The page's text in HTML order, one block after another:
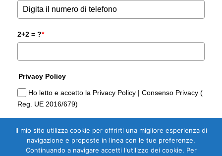
2+2 = ?*
Privacy Policy
Ho letto e accetto la Privacy Policy | Consenso Privacy (
Reg. UE 2016/679)
Sì, Voglio la Guida Gratuita per
Comprare casa di Domoria Gorizia
Il mio sito utilizza cookie per offrirti una migliore esperienza di
navigazione e proposte in linea con le tue preferenze.
Continuando a navigare accetti l'utilizzo dei cookie. Per